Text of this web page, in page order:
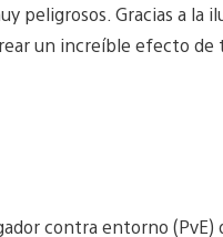
peligrosos. Gracias a la
un increíble efecto
contra entorno